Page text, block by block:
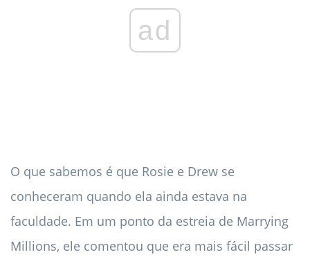
ad
O que sabemos é que Rosie e Drew se
conheceram quando ela ainda estava na
faculdade. Em um ponto da estreia de Marrying
Millions, ele comentou que era mais fácil passar